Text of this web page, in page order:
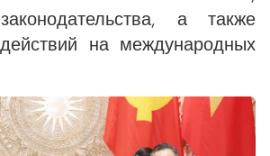
а также
на международных